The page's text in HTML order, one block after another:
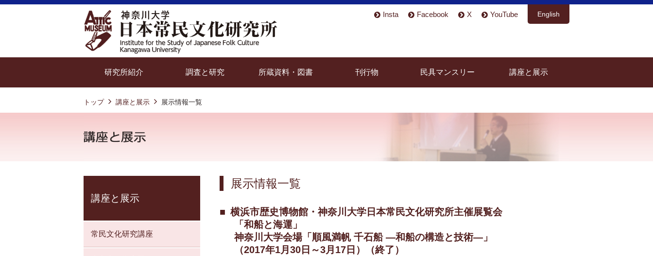
English
Insta Facebook X YouTube
研究所紹介 調査と研究 所蔵資料・図書 刊行物 民具マンスリー 講座と展示
トップ 講座と展示 展示情報一覧
展示情報一覧
横浜市歴史博物館・神奈川大学日本常民文化研究所主催展覧会
「和船と海運」
神奈川大学会場「順風満帆 千石船 —和船の構造と技術—」
（2017年1月30日～3月17日）（終了）
講座と展示
常民文化研究講座